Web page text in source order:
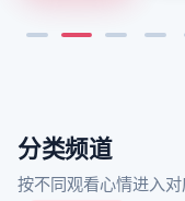
分类频道
按不同观看心情进入